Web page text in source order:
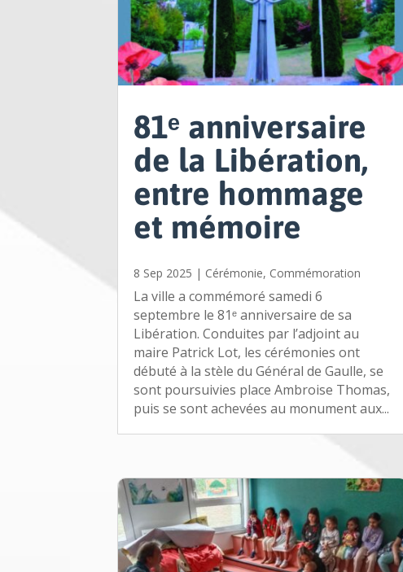
81ᵉ anniversaire
de la Libération,
entre hommage
et mémoire
8 Sep 2025 | Cérémonie, Commémoration
La ville a commémoré samedi 6
septembre le 81ᵉ anniversaire de sa
Libération. Conduites par l’adjoint au
maire Patrick Lot, les cérémonies ont
débuté à la stèle du Général de Gaulle, se
sont poursuivies place Ambroise Thomas,
puis se sont achevées au monument aux...